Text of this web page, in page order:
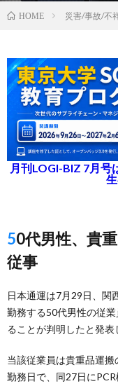
HOME 災害/事故/不
月刊LOGI-BIZ 7月号
50代男性、貴重品運搬の銀行設定便業務に
従事
日本通運は7月29日、関
勤務する50代男性の従
ることが判明したと発表
当該従業員は貴重品運
勤務日で、同27日に